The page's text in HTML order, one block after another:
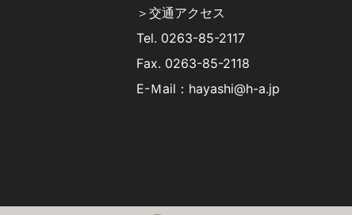
＞交通アクセス
Tel. 0263-85-2117
Fax. 0263-85-2118
E-Ｍail：hayashi@h-a.jp